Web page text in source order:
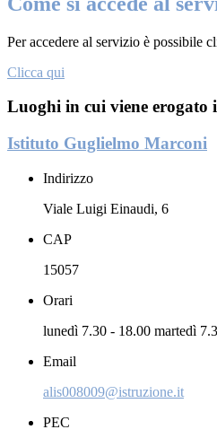
Per accedere al servizio è possibile
Clicca qui
Luoghi in cui viene erogato
Istituto Guglielmo Marconi
Indirizzo
Viale Luigi Einaudi, 6
CAP
15057
Orari
lunedì 7.30 - 18.00 martedì
Email
alis008009@istruzione.it
PEC